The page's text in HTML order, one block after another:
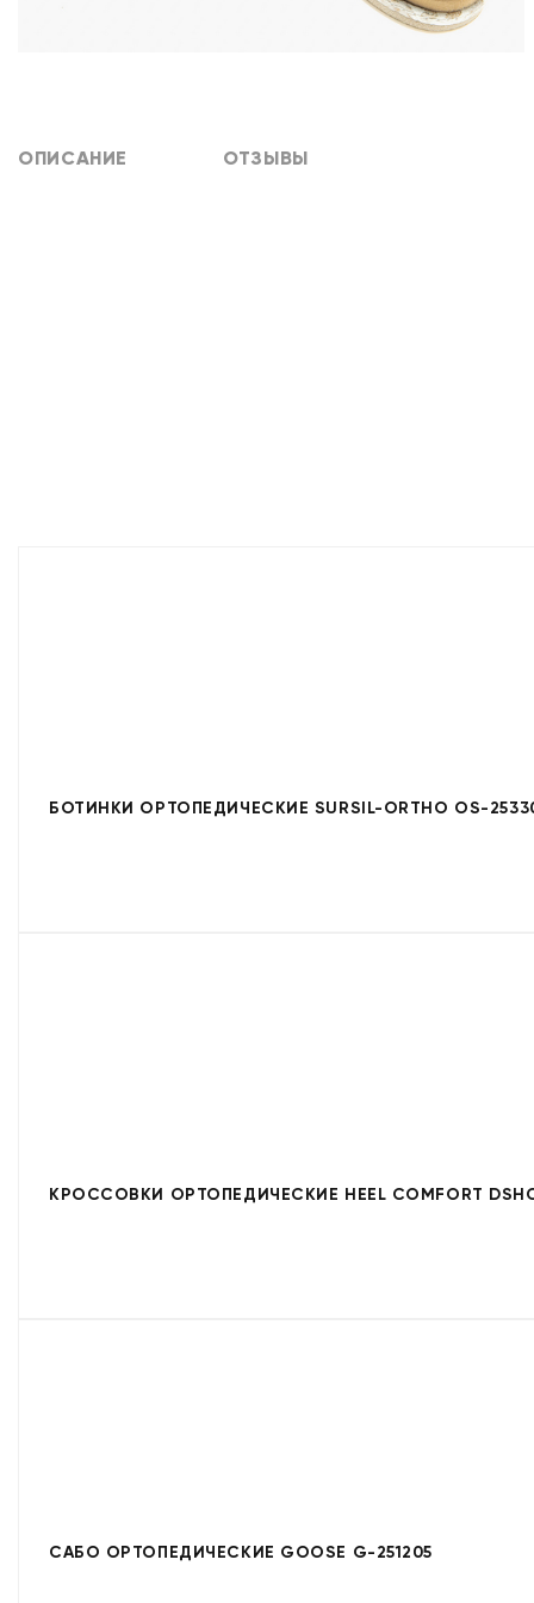
ОПИСАНИЕ ОТЗЫВЫ
БОТИНКИ ОРТОПЕДИЧЕСКИЕ SURSIL-ORTHO OS-
КРОССОВКИ ОРТОПЕДИЧЕСКИЕ HEEL COMFORT
САБО ОРТОПЕДИЧЕСКИЕ GOOSE G-251205